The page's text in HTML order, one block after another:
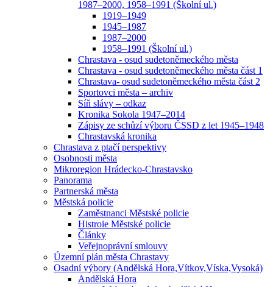
1987–2000, 1958–1991 (Školní ul.)
1919–1949
1945–1987
1987–2000
1958–1991 (Školní ul.)
Chrastava - osud sudetoněmeckého města
Chrastava - osud sudetoněmeckého města část 1
Chrastava- osud sudetoněmeckého města část 2
Sportovci města – archiv
Síň slávy – odkaz
Kronika Sokola 1947–2014
Zápisy ze schůzí výboru ČSSD z let 1945–1948
Chrastavská kronika
Chrastava z ptačí perspektivy
Osobnosti města
Mikroregion Hrádecko-Chrastavsko
Panorama
Partnerská města
Městská policie
Zaměstnanci Městské policie
Histroie Městské policie
Články
Veřejnoprávní smlouvy
Územní plán města Chrastavy
Osadní výbory (Andělská Hora,Vítkov,Víska,Vysoká)
Andělská Hora